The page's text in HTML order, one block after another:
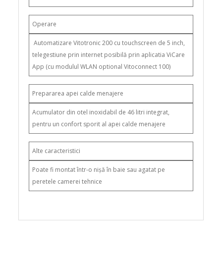
Operare
Automatizare Vitotronic 200 cu touchscreen de 5 inch,
telegestiune prin internet posibilă prin aplicatia ViCare
App (cu modulul WLAN optional Vitoconnect 100)
Prepararea apei calde menajere
Acumulator din otel inoxidabil de 46 litri integrat,
pentru un confort sporit al apei calde menajere
Alte caracteristici
Poate fi montat într-o nișă în baie sau agatat pe
peretele camerei tehnice